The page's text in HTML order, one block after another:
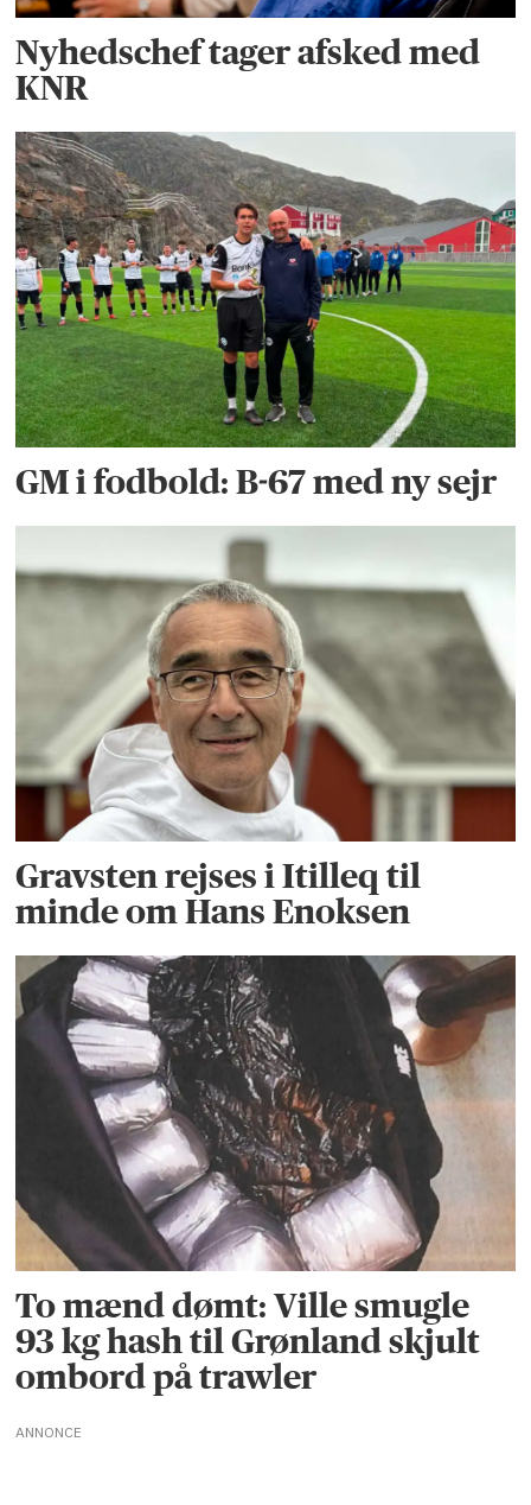
Nyhedschef tager afsked med
KNR
GM i fodbold: B-67 med ny sejr
Gravsten rejses i Itilleq til
minde om Hans Enoksen
To mænd dømt: Ville smugle
93 kg hash til Grønland skjult
ombord på trawler
ANNONCE